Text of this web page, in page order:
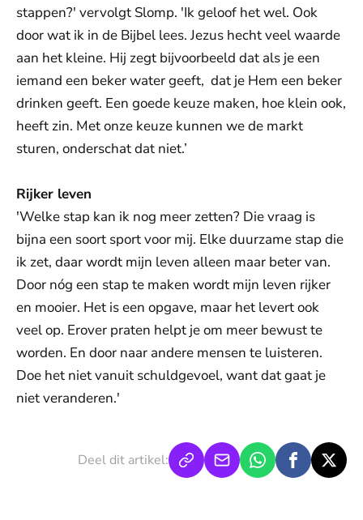
stappen?' vervolgt Slomp. 'Ik geloof het wel. Ook
door wat ik in de Bijbel lees. Jezus hecht veel waarde
aan het kleine. Hij zegt bijvoorbeeld dat als je een
iemand een beker water geeft, dat je Hem een beker
drinken geeft. Een goede keuze maken, hoe klein ook,
heeft zin. Met onze keuze kunnen we de markt
sturen, onderschat dat niet.’
Rijker leven
'Welke stap kan ik nog meer zetten? Die vraag is
bijna een soort sport voor mij. Elke duurzame stap die
ik zet, daar wordt mijn leven alleen maar beter van.
Door nóg een stap te maken wordt mijn leven rijker
en mooier. Het is een opgave, maar het levert ook
veel op. Erover praten helpt je om meer bewust te
worden. En door naar andere mensen te luisteren.
Doe het niet vanuit schuldgevoel, want dat gaat je
niet veranderen.'
Deel dit artikel: